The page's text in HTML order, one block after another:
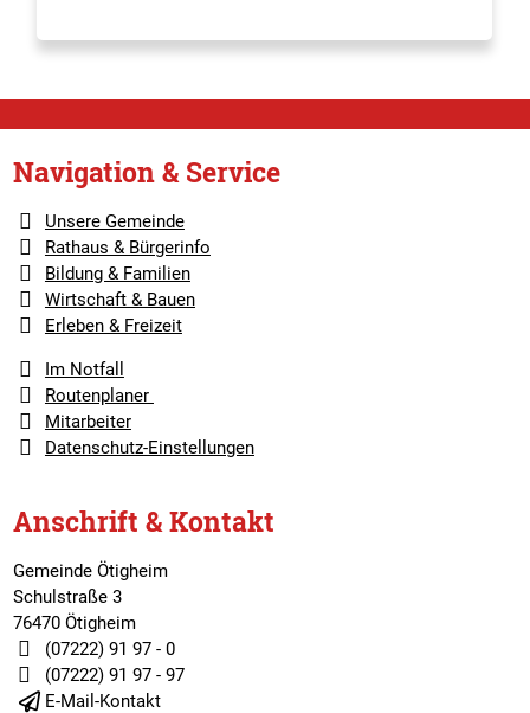
Navigation & Service
Unsere Gemeinde
Rathaus & Bürgerinfo
Bildung & Familien
Wirtschaft & Bauen
Erleben & Freizeit
Im Notfall
Routenplaner
Mitarbeiter
Datenschutz-Einstellungen
Anschrift & Kontakt
Gemeinde Ötigheim
Schulstraße 3
76470 Ötigheim
(07222) 91 97 - 0
(07222) 91 97 - 97
E-Mail-Kontakt